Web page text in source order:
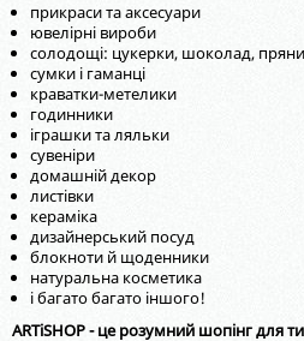
прикраси та аксесуари
ювелірні вироби
солодощі: цукерки, шоколад,
сумки і гаманці
краватки-метелики
годинники
іграшки та ляльки
сувеніри
домашній декор
листівки
кераміка
дизайнерський посуд
блокноти й щоденники
натуральна косметика
і багато багато іншого!
ARTiSHOP - це розумний шопінг для